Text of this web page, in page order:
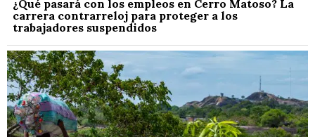
¿Qué pasará con los empleos en Cerro Matoso? La
carrera contrarreloj para proteger a los
trabajadores suspendidos